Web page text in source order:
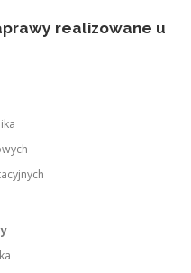
realizowane u